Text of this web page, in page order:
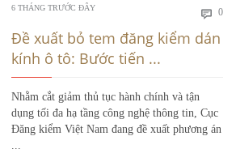
6 THÁNG TRƯỚC ĐÂY  0Bình
Đề xuất bỏ tem đăng kiểm dán
kính ô tô: Bước tiến ...
Nhằm cắt giảm thủ tục hành chính và tận
dụng tối đa hạ tầng công nghệ thông tin, Cục
Đăng kiểm Việt Nam đang đề xuất phương án